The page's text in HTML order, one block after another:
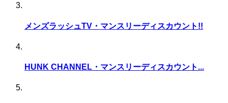
メンズラッシュTV・マンスリーディスカウント!!
HUNK CHANNEL・マンスリーディスカウント...